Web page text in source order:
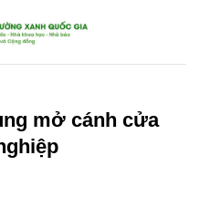
mở cánh cửa